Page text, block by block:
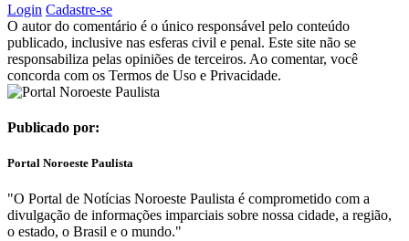
Login Cadastre-se
O autor do comentário é o único responsável pelo conteúdo
publicado, inclusive nas esferas civil e penal. Este site não se
responsabiliza pelas opiniões de terceiros. Ao comentar, você
concorda com os Termos de Uso e Privacidade.
Publicado por:
Portal Noroeste Paulista
"O Portal de Notícias Noroeste Paulista é comprometido com a
divulgação de informações imparciais sobre nossa cidade, a região,
o estado, o Brasil e o mundo."